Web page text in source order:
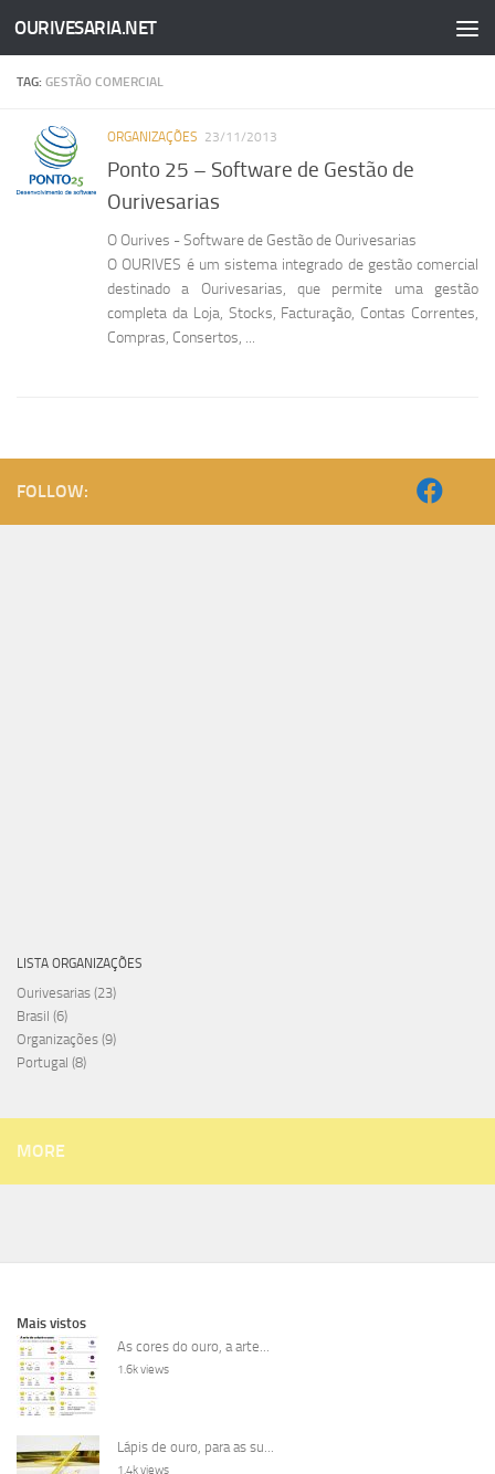
Skip to content
OURIVESARIA.NET
TAG: GESTÃO COMERCIAL
ORGANIZAÇÕES 23/11/2013
Ponto 25 – Software de Gestão de
Ourivesarias
O Ourives - Software de Gestão de Ourivesarias
O OURIVES é um sistema integrado de gestão comercial
destinado a Ourivesarias, que permite uma gestão
completa da Loja, Stocks, Facturação, Contas Correntes,
Compras, Consertos, ...
FOLLOW:
LISTA ORGANIZAÇÕES
Ourivesarias (23)
Brasil (6)
Organizações (9)
Portugal (8)
MORE
Mais vistos
As cores do ouro, a arte...
1.6k views
Lápis de ouro, para as su...
1.4k views